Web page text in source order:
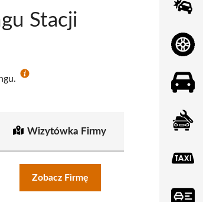
Stacji
Wizytówka Firmy
Zobacz Firmę